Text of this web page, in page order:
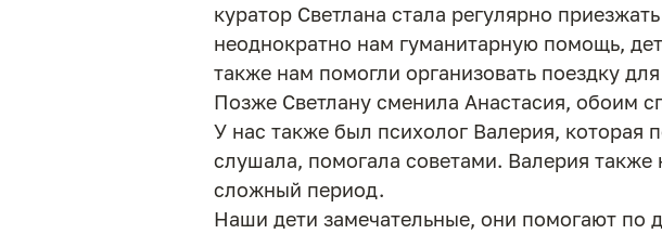
куратор Светлана стала регулярно
неоднократно нам гуманитарную помощь,
также нам помогли организовать поездку
Позже Светлану сменила Анастасия, обоим
У нас также был психолог Валерия, которая
слушала, помогала советами. Валерия
сложный период.
Наши дети замечательные, они помогают по